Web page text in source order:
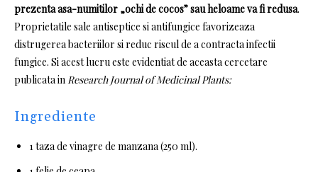
prezenta asa-numitilor „ochi de cocos” sau heloame va fi redusa.
Proprietatile sale antiseptice si antifungice favorizeaza
distrugerea bacteriilor si reduc riscul de a contracta infectii
fungice. Si acest lucru este evidentiat de aceasta cercetare
publicata inResearch Journal of Medicinal Plants:
Ingrediente
1 taza de vinagre de manzana (250 ml).